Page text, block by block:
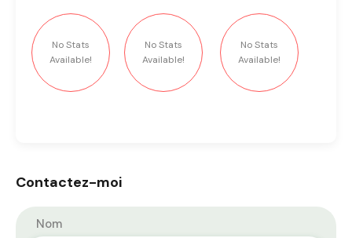
No Stats
Available!
No Stats
Available!
No Stats
Available!
Contactez-moi
Nom